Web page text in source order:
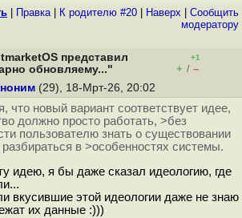
Правка| К родителю #20 Наверх
Cообщить
модератору
представил
обновляему..."
+1
+ / –
(29), 18-Мрт-26, 20:02
что новый вариант соответствует идее,
должно просто работать, >без
пользователю знать о существовании
в >особенностях системы.
идею, я бы даже сказал идеологию, где
вкусившие этой идеологии даже не знаю
их данные :)))